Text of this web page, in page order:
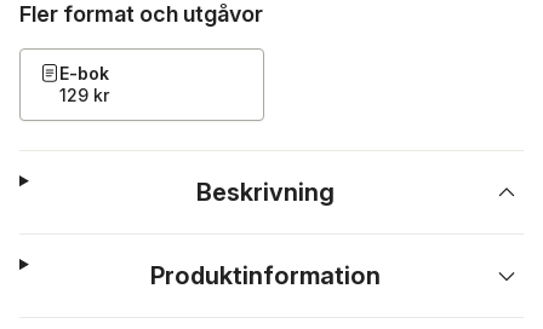
Fler format och utgåvor
E-bok
129 kr
Beskrivning
Produktinformation